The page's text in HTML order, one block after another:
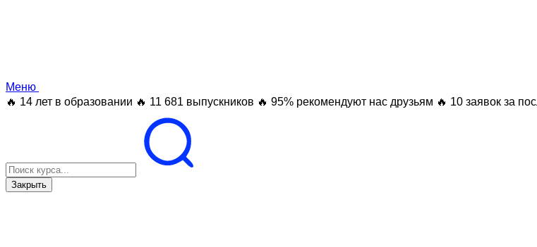
Меню
🔥 14 лет в образовании 🔥 11 681 выпускников 🔥 95% рекомендуют нас друзьям 🔥 10 заявок за
Закрыть